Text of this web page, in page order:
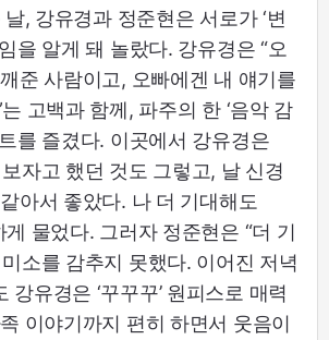
, 강유경과 정준현은 서로가 ‘변
을 알게 돼 놀랐다. 강유경은 “오
준 사람이고, 오빠에겐 내 얘기를
고백과 함께, 파주의 한 ‘음악 감
를 즐겼다. 이곳에서 강유경은
자고 했던 것도 그렇고, 날 신경
아서 좋았다. 나 더 기대해도
게 물었다. 그러자 정준현은 “더 기
소를 감추지 못했다. 이어진 저녁
강유경은 ‘꾸꾸꾸’ 원피스로 매력
이야기까지 편히 하면서 웃음이